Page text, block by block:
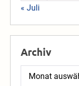
« Juli
Archiv
Archiv